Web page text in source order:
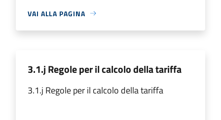
VAI ALLA PAGINA
3.1.j Regole per il calcolo della tariffa
3.1.j Regole per il calcolo della tariffa